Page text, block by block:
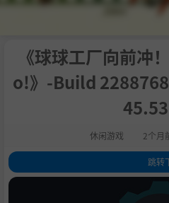
《球球工厂向前
o!》-Build
休闲游戏 2个月
跳转
1.关于此游戏